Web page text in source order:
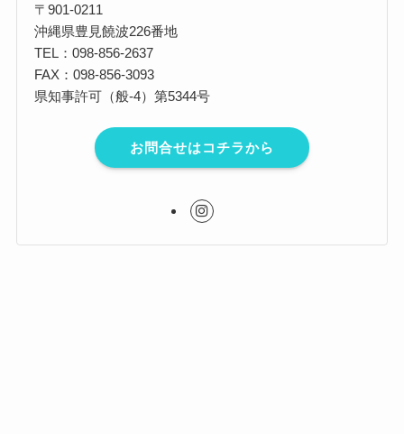
〒901-0211
沖縄県豊見饒波226番地
TEL：098-856-2637
FAX：098-856-3093
県知事許可（般-4）第5344号
お問合せはコチラから